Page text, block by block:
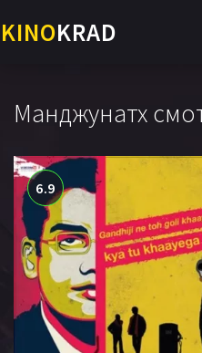
KINOKRAD
Манджунатх
6.9